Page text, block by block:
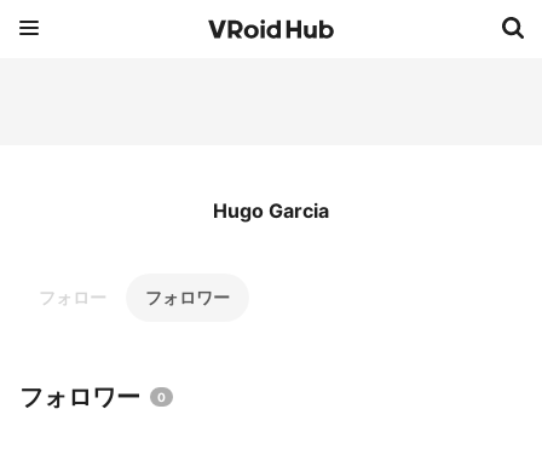
Hugo Garcia
フォロー フォロワー
フォロワー 0